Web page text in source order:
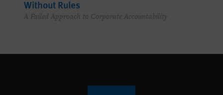
Without Rules
A Failed Approach to Corporate Accountability